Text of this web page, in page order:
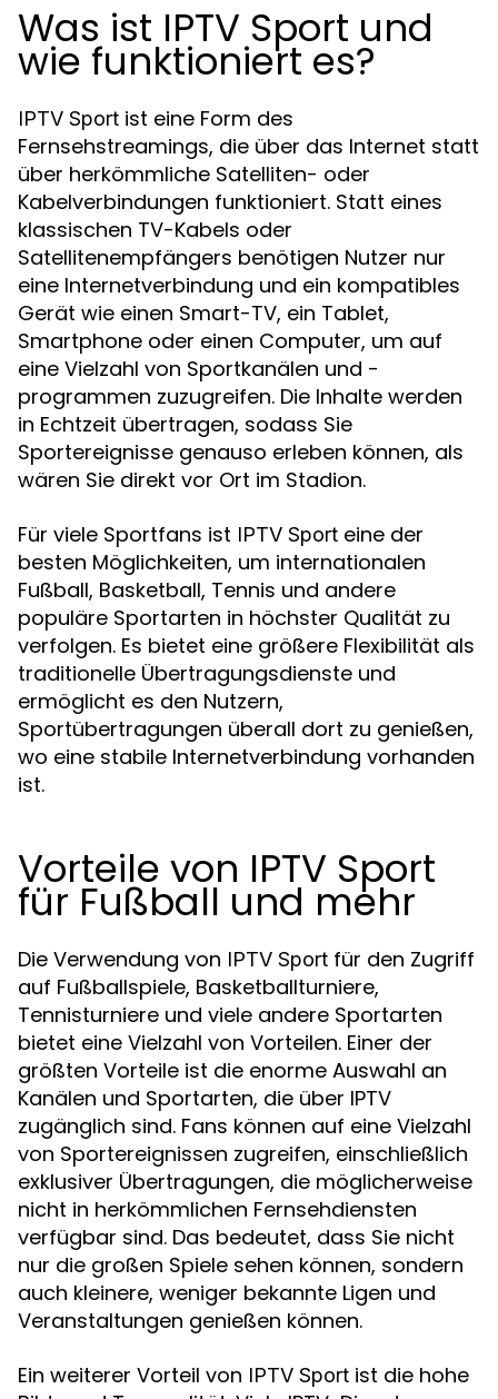
Was ist IPTV Sport und
wie funktioniert es?
IPTV Sport ist eine Form des
Fernsehstreamings, die über das Internet statt
über herkömmliche Satelliten- oder
Kabelverbindungen funktioniert. Statt eines
klassischen TV-Kabels oder
Satellitenempfängers benötigen Nutzer nur
eine Internetverbindung und ein kompatibles
Gerät wie einen Smart-TV, ein Tablet,
Smartphone oder einen Computer, um auf
eine Vielzahl von Sportkanälen und -
programmen zuzugreifen. Die Inhalte werden
in Echtzeit übertragen, sodass Sie
Sportereignisse genauso erleben können, als
wären Sie direkt vor Ort im Stadion.
Für viele Sportfans ist IPTV Sport eine der
besten Möglichkeiten, um internationalen
Fußball, Basketball, Tennis und andere
populäre Sportarten in höchster Qualität zu
verfolgen. Es bietet eine größere Flexibilität als
traditionelle Übertragungsdienste und
ermöglicht es den Nutzern,
Sportübertragungen überall dort zu genießen,
wo eine stabile Internetverbindung vorhanden
ist.
Vorteile von IPTV Sport
für Fußball und mehr
Die Verwendung von IPTV Sport für den Zugriff
auf Fußballspiele, Basketballturniere,
Tennisturniere und viele andere Sportarten
bietet eine Vielzahl von Vorteilen. Einer der
größten Vorteile ist die enorme Auswahl an
Kanälen und Sportarten, die über IPTV
zugänglich sind. Fans können auf eine Vielzahl
von Sportereignissen zugreifen, einschließlich
exklusiver Übertragungen, die möglicherweise
nicht in herkömmlichen Fernsehdiensten
verfügbar sind. Das bedeutet, dass Sie nicht
nur die großen Spiele sehen können, sondern
auch kleinere, weniger bekannte Ligen und
Veranstaltungen genießen können.
Ein weiterer Vorteil von IPTV Sport ist die hohe